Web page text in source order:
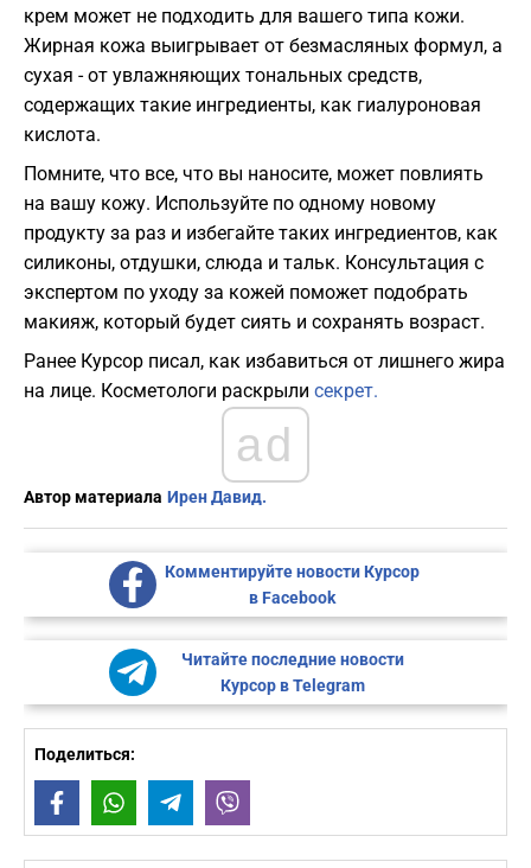
крем может не подходить для вашего типа кожи.
Жирная кожа выигрывает от безмасляных формул, а
сухая - от увлажняющих тональных средств,
содержащих такие ингредиенты, как гиалуроновая
кислота.
Помните, что все, что вы наносите, может повлиять
на вашу кожу. Используйте по одному новому
продукту за раз и избегайте таких ингредиентов, как
силиконы, отдушки, слюда и тальк. Консультация с
экспертом по уходу за кожей поможет подобрать
макияж, который будет сиять и сохранять возраст.
Ранее Курсор писал, как избавиться от лишнего жира
на лице. Косметологи раскрыли секрет.
ad
Автор материала Ирен Давид.
Комментируйте новости Курсор
в Facebook
Читайте последние новости
Курсор в Telegram
Поделиться:
FacebookWhatsAppTelegram